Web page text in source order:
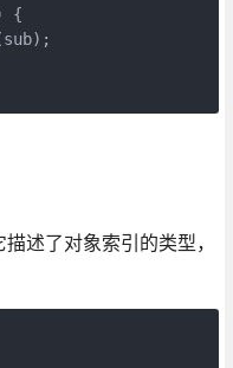
{
述了对象索引的类型，